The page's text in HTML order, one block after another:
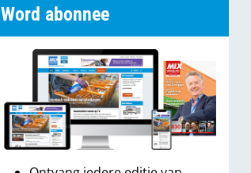
Word abonnee